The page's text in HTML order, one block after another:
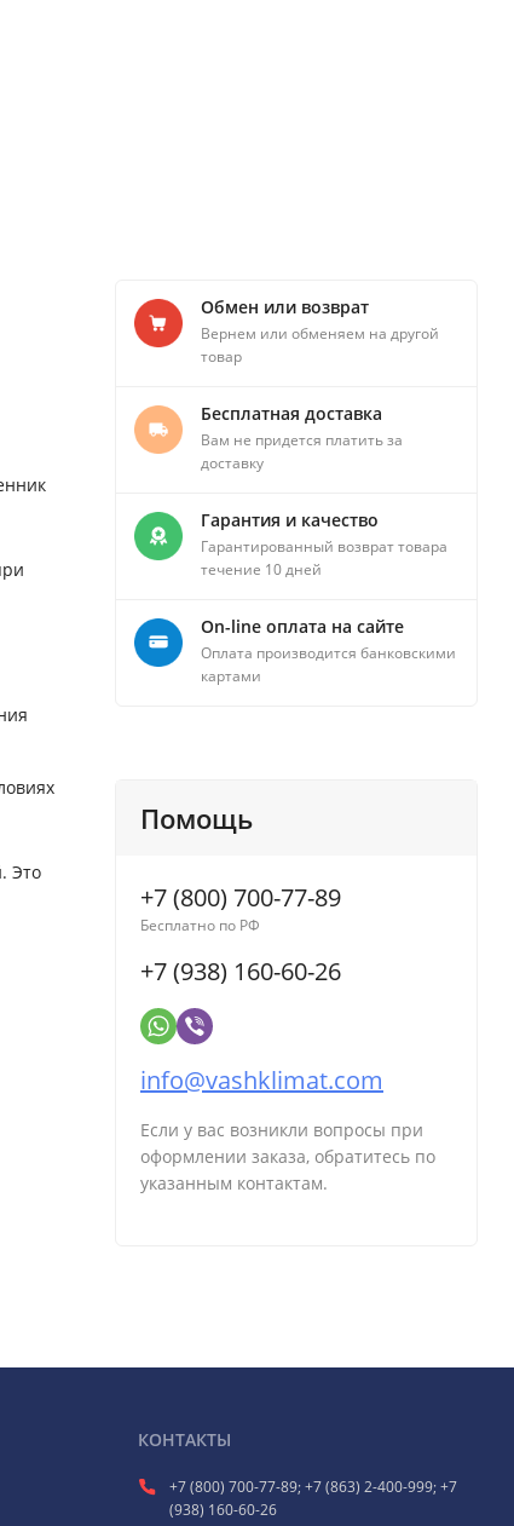
Это
Обмен или возврат
Вернем или обменяем на другой
товар
Бесплатная доставка
Вам не придется платить за
доставку
Гарантия и качество
Гарантированный возврат товара
течение 10 дней
On-line оплата на сайте
Оплата производится банковскими
картами
Помощь
+7 (800) 700-77-89
Бесплатно по РФ
+7 (938) 160-60-26
info@vashklimat.com
Если у вас возникли вопросы при
оформлении заказа, обратитесь по
указанным контактам.
КОНТАКТЫ
+7 (800) 700-77-89; +7 (863) 2-400-999; +7
(938) 160-60-26